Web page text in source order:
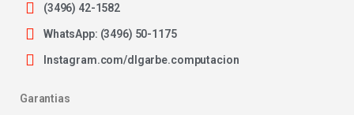
(3496) 42-1582
WhatsApp: (3496) 50-1175
Instagram.com/dlgarbe.computacion
Garantias